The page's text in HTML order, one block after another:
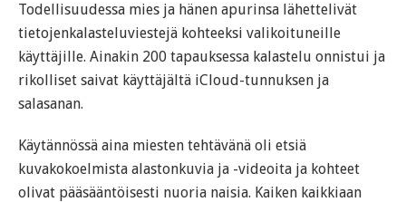
Todellisuudessa mies ja hänen apurinsa lähettelivät
tietojenkalasteluviestejä kohteeksi valikoituneille
käyttäjille. Ainakin 200 tapauksessa kalastelu onnistui ja
rikolliset saivat käyttäjältä iCloud-tunnuksen ja
salasanan.
Käytännössä aina miesten tehtävänä oli etsiä
kuvakokoelmista alastonkuvia ja -videoita ja kohteet
olivat pääsääntöisesti nuoria naisia. Kaiken kaikkiaan